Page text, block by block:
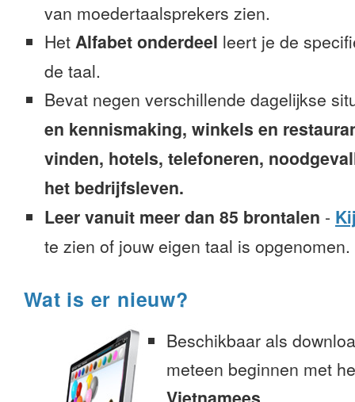
van moedertaalsprekers zien.
Het Alfabet onderdeel leert je de
de taal.
Bevat negen verschillende dagelijkse
en kennismaking, winkels en
vinden, hotels, telefoneren,
het bedrijfsleven.
Leer vanuit meer dan 85 brontalen -
te zien of jouw eigen taal is opgenomen.
Wat is er nieuw?
Beschikbaar als
meteen beginnen met
.